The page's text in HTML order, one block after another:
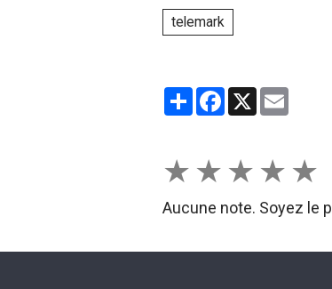
telemark
PartagerFacebook
X
★ ★ ★ ★ ★
Aucune note. Soyez le